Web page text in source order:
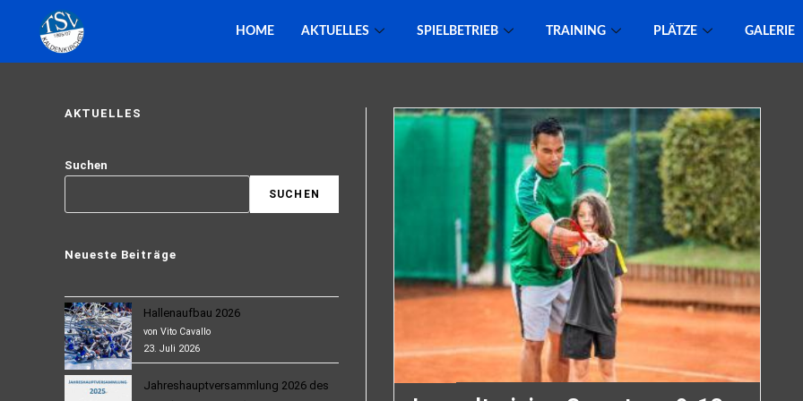
HOME AKTUELLES SPIELBETRIEB TRAINING PLÄTZE GALERIE
AKTUELLES
Suchen
SUCHEN
Neueste Beiträge
Hallenaufbau 2026
von Vito Cavallo
23. Juli 2026
Jahreshauptversammlung 2026 des